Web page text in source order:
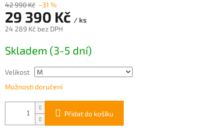
42 990 Kč –31 %
29 390 Kč / ks
24 289 Kč bez DPH
cena:
Skladem (3-5 dní)
Velikost
Možnosti doručení
Přidat do košíku